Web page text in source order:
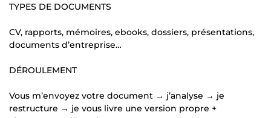
TYPES DE DOCUMENTS
CV, rapports, mémoires, ebooks, dossiers, présentations,
documents d’entreprise…
DÉROULEMENT
Vous m’envoyez votre document → j’analyse → je
restructure → je vous livre une version propre +